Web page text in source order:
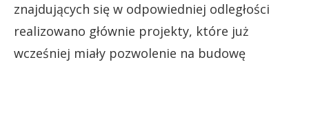
znajdujących się w odpowiedniej odległości
realizowano głównie projekty, które już
wcześniej miały pozwolenie na budowę